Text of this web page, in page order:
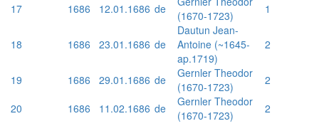
17 1686 12.01.1686 de
(1670-1723)
1
18 1686 23.01.1686 de
Dautun Jean-
Antoine (~1645-
ap.1719)
2
19 1686 29.01.1686 de
Gernler Theodor
(1670-1723)
2
20
1686 11.02.1686 de
Gernler Theodor
(1670-1723)
2